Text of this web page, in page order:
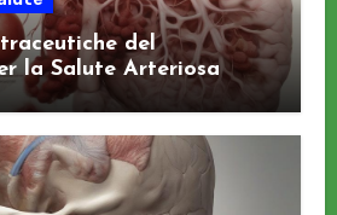
del
la Salute Arteriosa